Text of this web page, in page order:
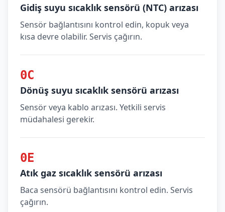
Gidiş suyu sıcaklık sensörü (NTC) arızası
Sensör bağlantısını kontrol edin, kopuk veya
kısa devre olabilir. Servis çağırın.
0C
Dönüş suyu sıcaklık sensörü arızası
Sensör veya kablo arızası. Yetkili servis
müdahalesi gerekir.
0E
Atık gaz sıcaklık sensörü arızası
Baca sensörü bağlantısını kontrol edin. Servis
çağırın.